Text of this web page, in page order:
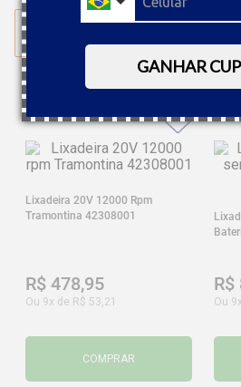
GANHAR
Lixadeira 20V 12000 Rpm
Tramontina 42308001
R$ 478,95
Ou 9x de R$ 53 21
COMPRAR
R$
Ou 9